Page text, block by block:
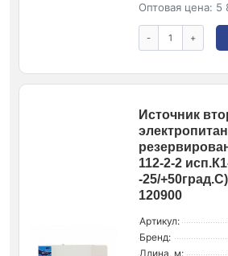
Оптовая цена: 5
- +
Источник
112-2-2
-25/
120900
Артикул:
Бренд:
Длина, м: